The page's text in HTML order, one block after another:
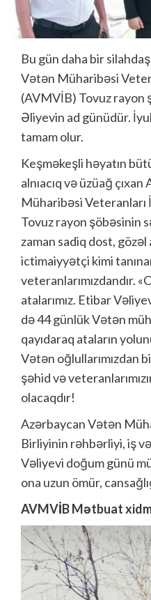
Bu gün daha bir
Vətən Müharibəsi
(AVMVİB) Tovuz rayon
Əliyevin ad günüdür. İyul
tamam olur.
Keşməkeşli həyatın
alnıacıq və üzüağ
Müharibəsi
Tovuz rayon şöbəsinin
zaman sadiq dost, gözəl
ictimaiyyətçi kimi
veteranlarımızdandır.
atalarımız. Etibar
də 44 günlük Vətən
qayıdaraq ataların
Vətən oğlullarımızdan
şəhid və
olacaqdır!
Azərbaycan Vətən
Birliyinin rəhbərliyi, iş
Vəliyevi doğum günü
ona uzun ömür,
AVMVİB Mətbuat